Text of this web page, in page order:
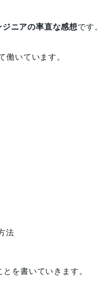
ニアの率直な感想です。
働いています。
法
を書いていきます。